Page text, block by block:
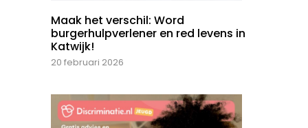
Maak het verschil: Word
burgerhulpverlener en red levens in
Katwijk!
20 februari 2026